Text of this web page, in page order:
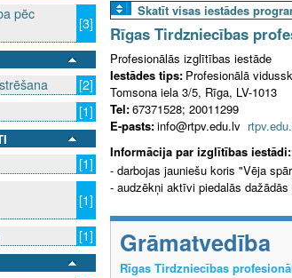
pēc
[3]
[2]
[1]
[1]
[1]
[1]
Skatīt visas iestādes
Rīgas Tirdzniecības
Profesionālās izglītības iestāde
Iestādes tips: Profesionālā
Tomsona iela 3/5, Rīga, LV-1013
Tel:67371528; 20011299
E-pasts:info@rtpv.edu.lv
Informācija par izglītības iestādi:
- darbojas jauniešu koris "Vēja
- audzēkņi aktīvi piedalās
Grāmatvedība
Rīgas Tirdzniecības